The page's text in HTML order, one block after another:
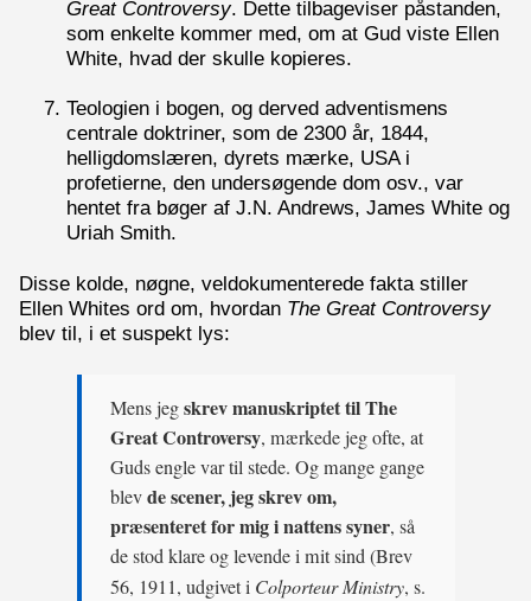
Great Controversy. Dette tilbageviser påstanden,
som enkelte kommer med, om at Gud viste Ellen
White, hvad der skulle kopieres.
Teologien i bogen, og derved adventismens
centrale doktriner, som de 2300 år, 1844,
helligdomslæren, dyrets mærke, USA i
profetierne, den undersøgende dom osv., var
hentet fra bøger af J.N. Andrews, James White og
Uriah Smith.
Disse kolde, nøgne, veldokumenterede fakta stiller
Ellen Whites ord om, hvordan The Great Controversy
blev til, i et suspekt lys:
Mens jegskrev manuskriptet til The
Great Controversy, mærkede jeg ofte, at
Guds engle var til stede. Og mange gange
blevde scener, jeg skrev om,
præsenteret for mig i nattens syner, så
de stod klare og levende i mit sind (Brev
56, 1911, udgivet i Colporteur Ministry, s.